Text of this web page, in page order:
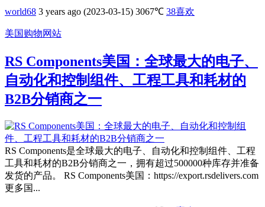
world68 3 years ago (2023-03-15) 3067℃ 38喜欢
美国购物网站
RS Components美国：全球最大的电子、
自动化和控制组件、工程工具和耗材的
B2B分销商之一
RS Components是全球最大的电子、自动化和控制组件、工程
工具和耗材的B2B分销商之一，拥有超过500000种库存并准备
发货的产品。 RS Components美国：https://export.rsdelivers.com
更多国...